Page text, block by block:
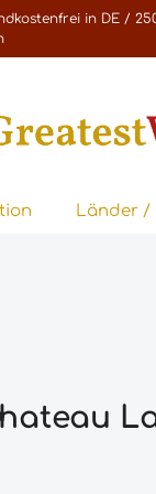
in DE /
Länder /